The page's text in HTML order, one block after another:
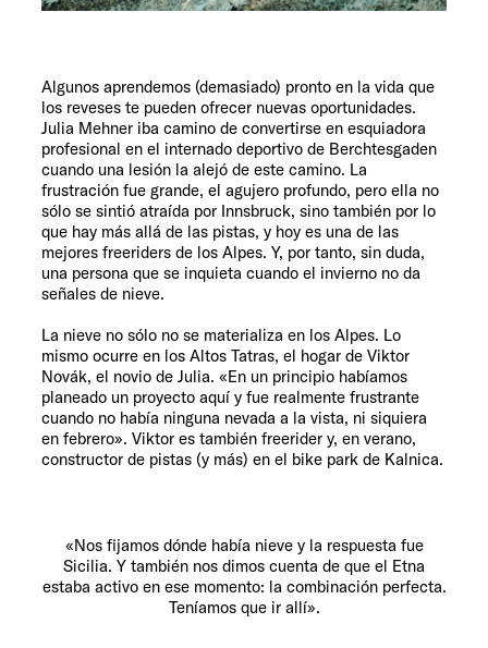
Algunos aprendemos (demasiado) pronto en la vida que
los reveses te pueden ofrecer nuevas oportunidades.
Julia Mehner iba camino de convertirse en esquiadora
profesional en el internado deportivo de Berchtesgaden
cuando una lesión la alejó de este camino. La
frustración fue grande, el agujero profundo, pero ella no
sólo se sintió atraída por Innsbruck, sino también por lo
que hay más allá de las pistas, y hoy es una de las
mejores freeriders de los Alpes. Y, por tanto, sin duda,
una persona que se inquieta cuando el invierno no da
señales de nieve.
La nieve no sólo no se materializa en los Alpes. Lo
mismo ocurre en los Altos Tatras, el hogar de Viktor
Novák, el novio de Julia. «En un principio habíamos
planeado un proyecto aquí y fue realmente frustrante
cuando no había ninguna nevada a la vista, ni siquiera
en febrero». Viktor es también freerider y, en verano,
constructor de pistas (y más) en el bike park de Kalnica.
«Nos fijamos dónde había nieve y la respuesta fue
Sicilia. Y también nos dimos cuenta de que el Etna
estaba activo en ese momento: la combinación perfecta.
Teníamos que ir allí».